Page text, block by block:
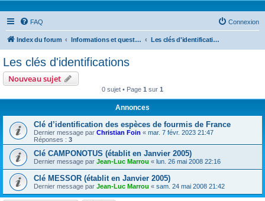
FAQ Connexion
Index du forum Informations et questions taxonomiques Les clés d'identifications
Les clés d'identifications
Nouveau sujet
0 sujet • Page 1 sur 1
Annonces
Clé d’identification des espèces de fourmis de France
Dernier message par Christian Foin « mar. 7 févr. 2023 21:47
Réponses : 3
Clé CAMPONOTUS (établit en Janvier 2005)
Dernier message par Jean-Luc Marrou « lun. 26 mai 2008 22:16
Clé MESSOR (établit en Janvier 2005)
Dernier message par Jean-Luc Marrou « sam. 24 mai 2008 21:42